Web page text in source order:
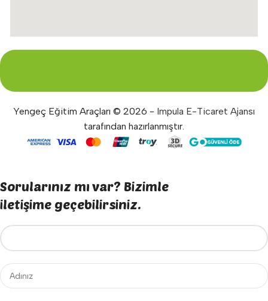
Yengeç Eğitim Araçları © 2026 - Impula E-Ticaret Ajansı
tarafından hazırlanmıştır.
Sorularınız mı var? Bizimle
iletişime geçebilirsiniz.